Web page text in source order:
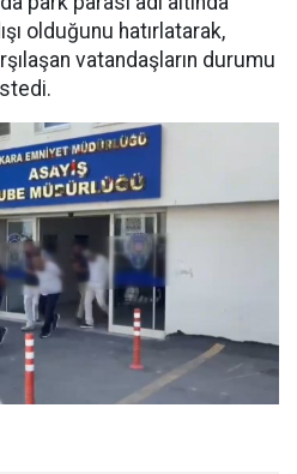
olduğunu hatırlatarak,
vatandaşların durumu